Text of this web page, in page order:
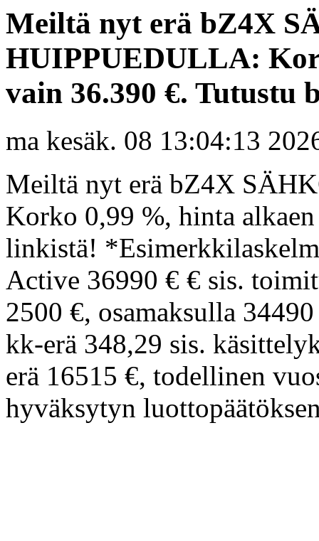
Meiltä nyt erä bZ4X
HUIPPUEDULLA:
vain 36.390 €.
ma kesäk. 08 13:04:13
Meiltä nyt erä bZ4X
Korko 0,99 %, hinta
linkistä!
Active 36990 € € sis.
2500 €, osamaksulla
kk-erä 348,29 sis.
erä 16515 €, todellinen
hyväksytyn